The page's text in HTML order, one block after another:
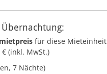
für diese Mieteinheit
(inkl. MwSt.)
7 Nächte)